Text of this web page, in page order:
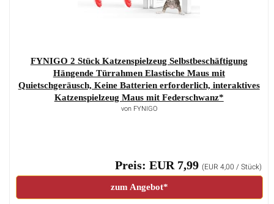
FYNIGO 2 Stück Katzenspielzeug Selbstbeschäftigung
Hängende Türrahmen Elastische Maus mit
Quietschgeräusch, Keine Batterien erforderlich, interaktives
Katzenspielzeug Maus mit Federschwanz*
von FYNIGO
Preis: EUR 7,99(EUR 4,00 / Stück)
zum Angebot*